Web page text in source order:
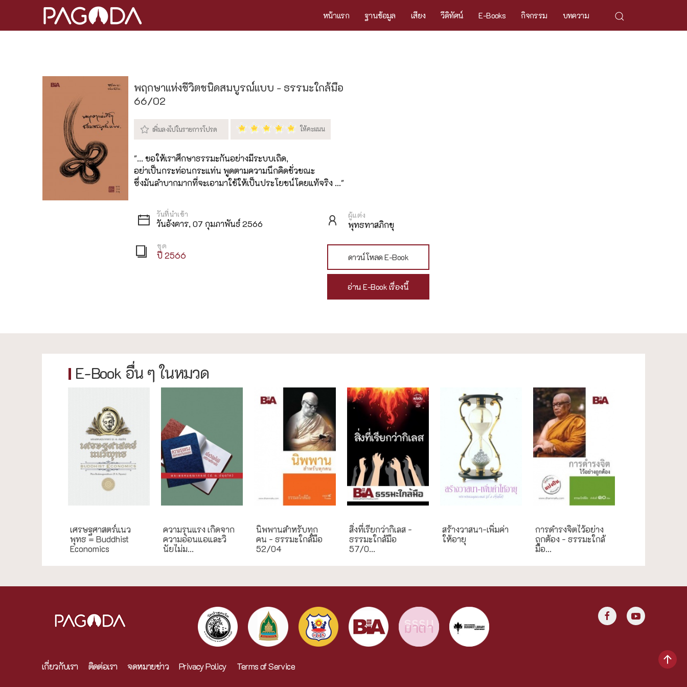
หน้าแรก ฐานข้อมูล เสียง วีดิทัศน์ E-Books กิจกรรม บทความ
พฤกษาแห่งชีวิตชนิดสมบูรณ์แบบ - ธรรมะใกล้มือ
66/02
"... ขอให้เราศึกษาธรรมะกันอย่างมีระบบเถิด,
อย่าเป็นกระท่อนกระแท่น พูดตามความนึกคิดชั่วขณะ
ซึ่งมันลำบากมากที่จะเอามาใช้ให้เป็นประโยชน์โดยแท้จริง ..."
วันอังคาร, 07 กุมภาพันธ์ 2566
ผู้แต่ง
พุทธทาสภิกขุ
ชุด
ปี 2566 ดาวน์โหลด E-Book
อ่าน E-Book เรื่องนี้
E-Book อื่น ๆ ในหมวด
เศรษฐศาสตร์แนว
พุทธ = Buddhist
Economics
ความรุนแรง เกิดจาก
ความอ่อนแอและวิ
นัยไม่ม...
นิพพานสำหรับทุก
คน - ธรรมะใกล้มือ
52/04
สิ่งที่เรียกว่ากิเลส -
ธรรมะใกล้มือ
57/0...
สร้างวาสนา-เพิ่มค่า
ให้อายุ
การดำรงจิตไว้อย่าง
ถูกต้อง - ธรรมะใกล้
มือ...
เกี่ยวกับเรา ติดต่อเรา จดหมายข่าว Privacy Policy Terms of Service